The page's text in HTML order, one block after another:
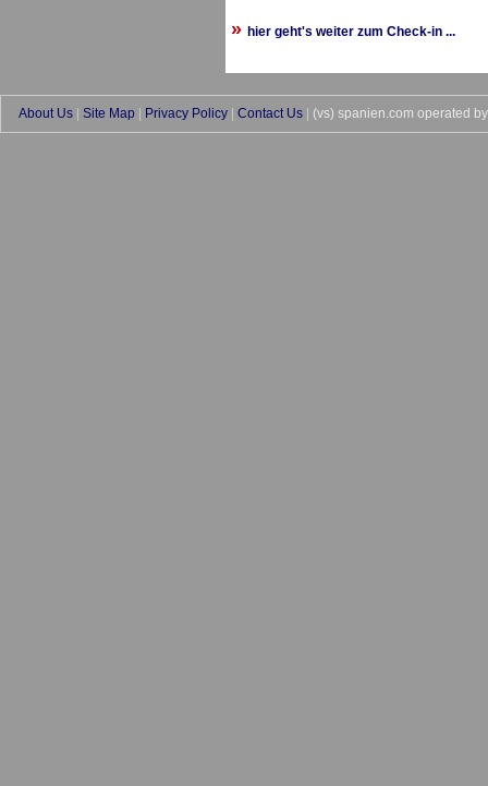
» hier geht's weiter zum Check-in ...
About Us Site Map Privacy Policy Contact Us (vs) spanien.com operated